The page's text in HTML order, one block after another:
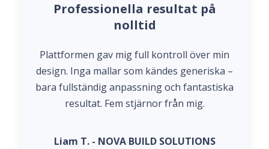
Professionella resultat på
nolltid
Plattformen gav mig full kontroll över min
design. Inga mallar som kändes generiska –
bara fullständig anpassning och fantastiska
resultat. Fem stjärnor från mig.
Liam T. - NOVA BUILD SOLUTIONS